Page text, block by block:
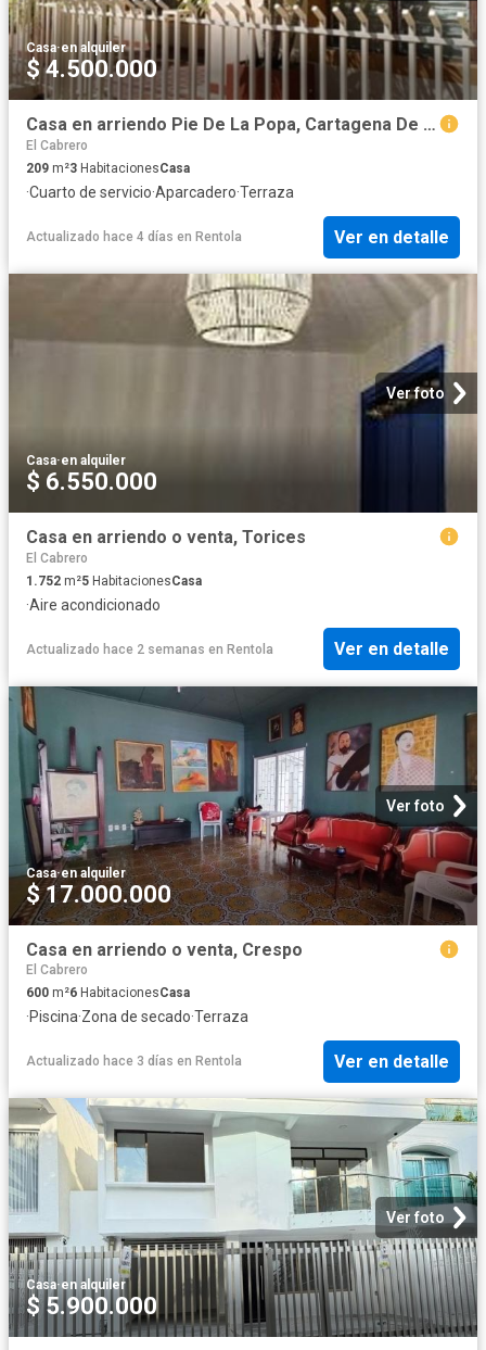
Casa·en alquiler
$ 4.500.000
Casa en arriendo Pie De La Popa, Cartagena De Indias
El Cabrero
209 m²3 HabitacionesCasa
·Cuarto de servicio·Aparcadero·Terraza
Actualizado hace 4 días en Rentola Ver en detalle
Ver foto
Casa·en alquiler
$ 6.550.000
Casa en arriendo o venta, Torices
El Cabrero
1.752 m²5 HabitacionesCasa
·Aire acondicionado
Actualizado hace 2 semanas en Rentola Ver en detalle
Ver foto
Casa·en alquiler
$ 17.000.000
Casa en arriendo o venta, Crespo
El Cabrero
600 m²6 HabitacionesCasa
·Piscina·Zona de secado·Terraza
Actualizado hace 3 días en Rentola Ver en detalle
Ver foto
Casa·en alquiler
$ 5.900.000